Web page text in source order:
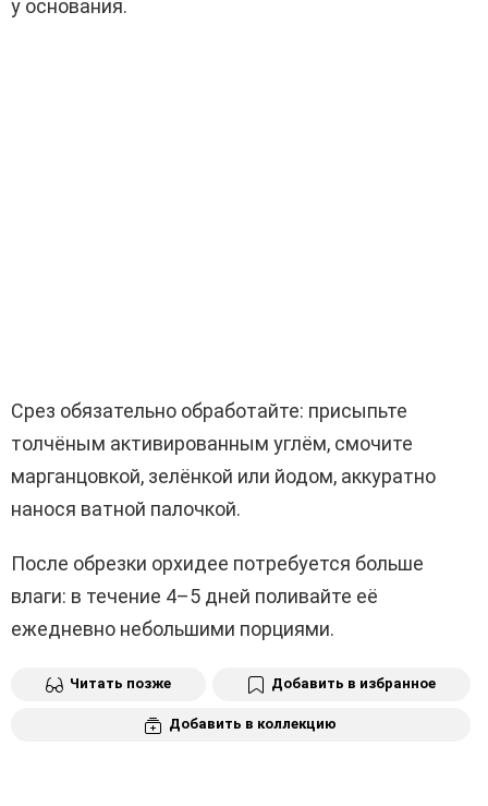
у основания.
Срез обязательно обработайте: присыпьте
толчёным активированным углём, смочите
марганцовкой, зелёнкой или йодом, аккуратно
нанося ватной палочкой.
После обрезки орхидее потребуется больше
влаги: в течение 4–5 дней поливайте её
ежедневно небольшими порциями.
Читать позже Добавить в избранное
Добавить в коллекцию